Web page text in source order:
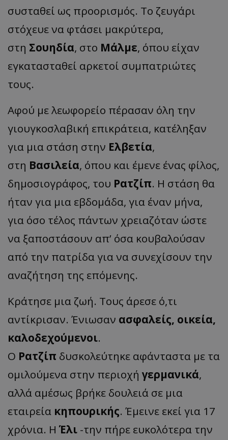
συσταθεί ως προορισμός. Το ζευγάρι
στόχευε να φτάσει μακρύτερα,
στη Σουηδία, στο Μάλμε, όπου είχαν
εγκατασταθεί αρκετοί συμπατριώτες
τους.
Αφού με λεωφορείο πέρασαν όλη την
γιουγκοσλαβική επικράτεια, κατέληξαν
για μια στάση στην Ελβετία,
στη Βασιλεία, όπου και έμενε ένας φίλος,
δημοσιογράφος, του Ρατζίπ. Η στάση θα
ήταν για μια εβδομάδα, για έναν μήνα,
για όσο τέλος πάντων χρειαζόταν ώστε
να ξαποστάσουν απ’ όσα κουβαλούσαν
από την πατρίδα για να συνεχίσουν την
αναζήτηση της επόμενης.
Κράτησε μια ζωή. Τους άρεσε ό,τι
αντίκρισαν. Ένιωσαν ασφαλείς, οικεία,
καλοδεχούμενοι.
Ο Ρατζίπ δυσκολεύτηκε αφάνταστα με τα
ομιλούμενα στην περιοχή γερμανικά,
αλλά αμέσως βρήκε δουλειά σε μια
εταιρεία κηπουρικής. Έμεινε εκεί για 17
χρόνια. Η Έλι -την πήρε ευκολότερα την